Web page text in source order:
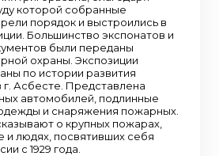
которой собранные
порядок и выстроились в
Большинство экспонатов и
были переданы
охраны. Экспозиции
по истории развития
Асбесте. Представлена
автомобилей, подлинные
и снаряжения пожарных.
о крупных пожарах,
и людях, посвятивших себя
с 1929 года.